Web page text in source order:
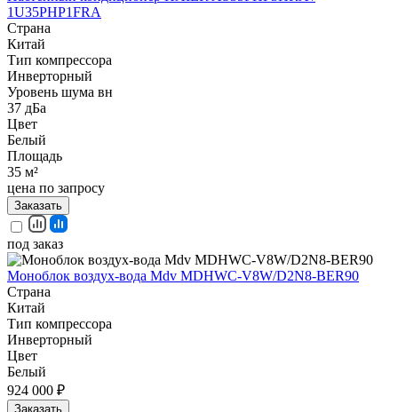
1U35PHP1FRA
Страна
Китай
Тип компрессора
Инверторный
Уровень шума вн
37 дБа
Цвет
Белый
Площадь
35 м²
цена по запросу
Заказать
под заказ
Моноблок воздух-вода Mdv MDHWC-V8W/D2N8-BER90
Страна
Китай
Тип компрессора
Инверторный
Цвет
Белый
924 000 ₽
Заказать